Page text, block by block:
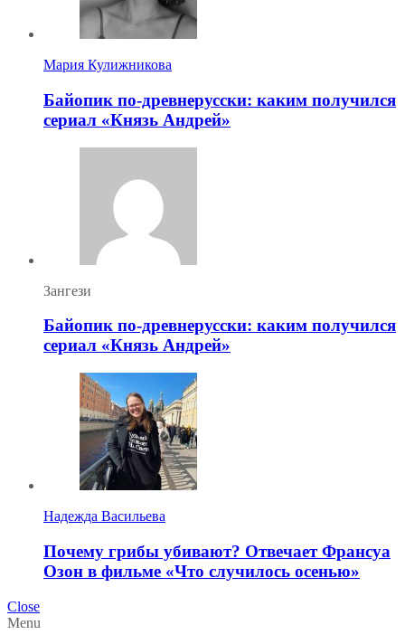
Мария Кулижникова
Байопик по-древнерусски: каким получился
сериал «Князь Андрей»
Зангези
Байопик по-древнерусски: каким получился
сериал «Князь Андрей»
Надежда Васильева
Почему грибы убивают? Отвечает Франсуа
Озон в фильме «Что случилось осенью»
Close
Menu